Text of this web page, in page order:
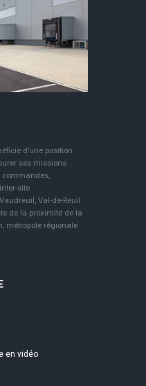
d’une position
ses missions
commandes,
site.
Val-de-Reuil
de la proximité de la
métropole régionale
en vidéo